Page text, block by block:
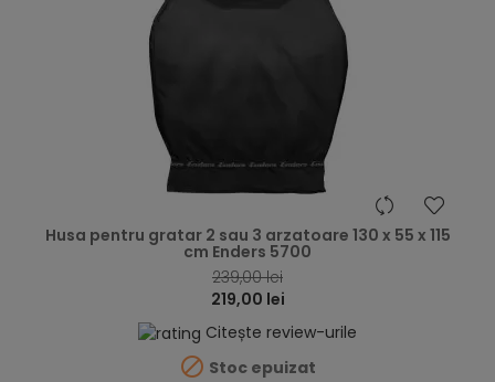
Husa pentru gratar 2 sau 3 arzatoare 130 x 55 x 115
cm Enders 5700
239,00 lei
219,00 lei
Citește review-urile
 Stoc epuizat